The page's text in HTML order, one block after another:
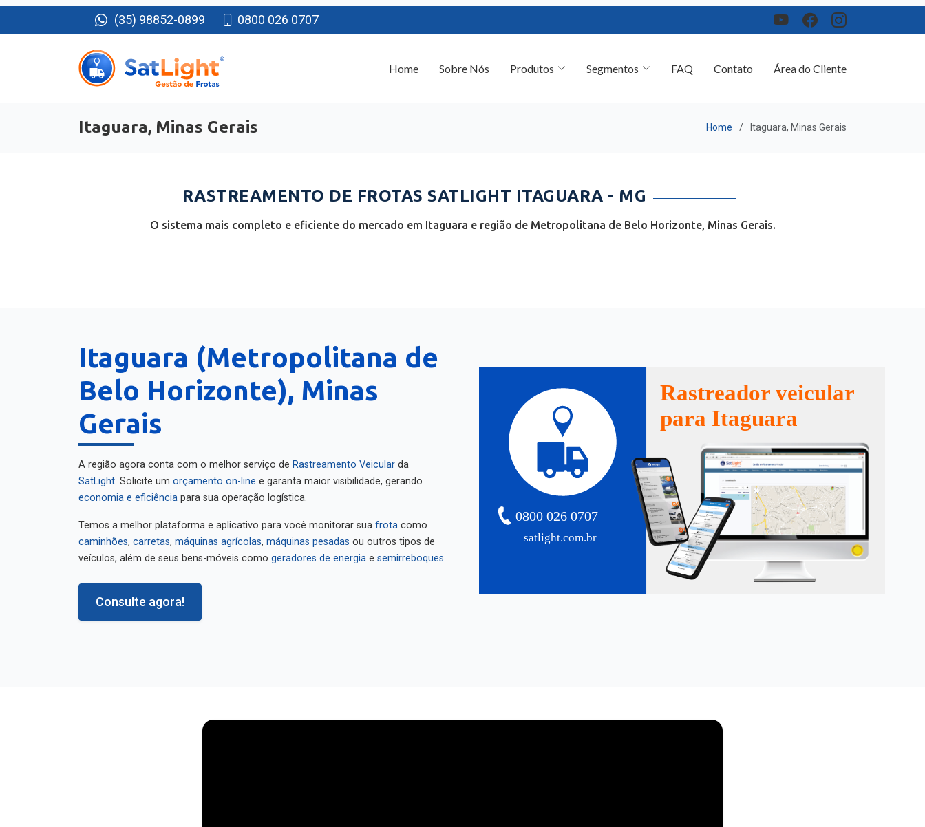
(35) 98852-0899 0800 026 0707
Área do Cliente
Itaguara, Minas Gerais Home Itaguara, Minas Gerais
RASTREAMENTO DE FROTAS SATLIGHT ITAGUARA - MG
O sistema mais completo e eficiente do mercado em Itaguara e região de Metropolitana de Belo Horizonte, Minas Gerais.
Itaguara (Metropolitana de
Belo Horizonte), Minas
Gerais
A região agora conta com o melhor serviço de Rastreamento Veicular da
SatLight . Solicite um orçamento on-line e garanta maior visibilidade, gerando
economia e eficiência para sua operação logística.
Temos a melhor plataforma e aplicativo para você monitorar sua frota como
caminhões carretas máquinas agrícolas máquinas pesadas ou outros tipos de
veículos, além de seus bens-móveis como geradores de energia e semirreboques
Consulte agora!
satlight.com.br
0800 026 0707
Rastreador veicular
para Itaguara